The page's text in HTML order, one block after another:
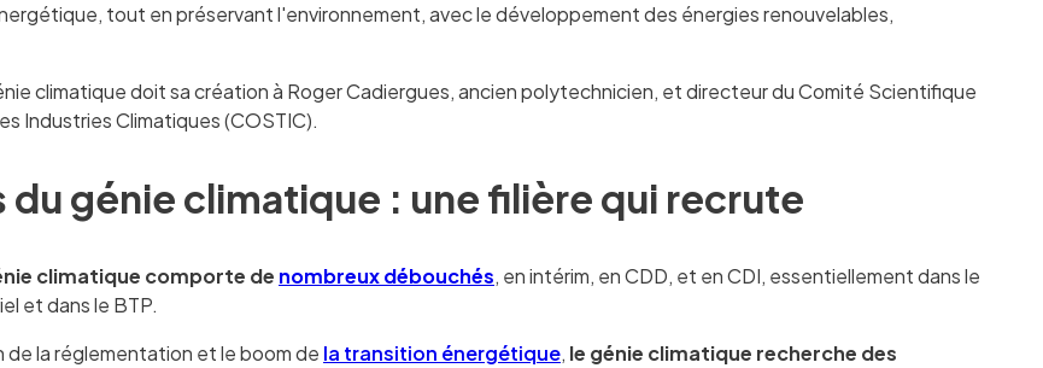
tout en préservant l'environnement, avec le développement des énergies renouvelables,
climatique doit sa création à Roger Cadiergues, ancien polytechnicien, et directeur du Comité Scientifique
Industries Climatiques (COSTIC).
du génie climatique : une filière qui recrute
climatique comporte de nombreux débouchés, en intérim, en CDD, et en CDI, essentiellement dans le
et dans le BTP.
de la réglementation et le boom de la transition énergétique, le génie climatique recherche des